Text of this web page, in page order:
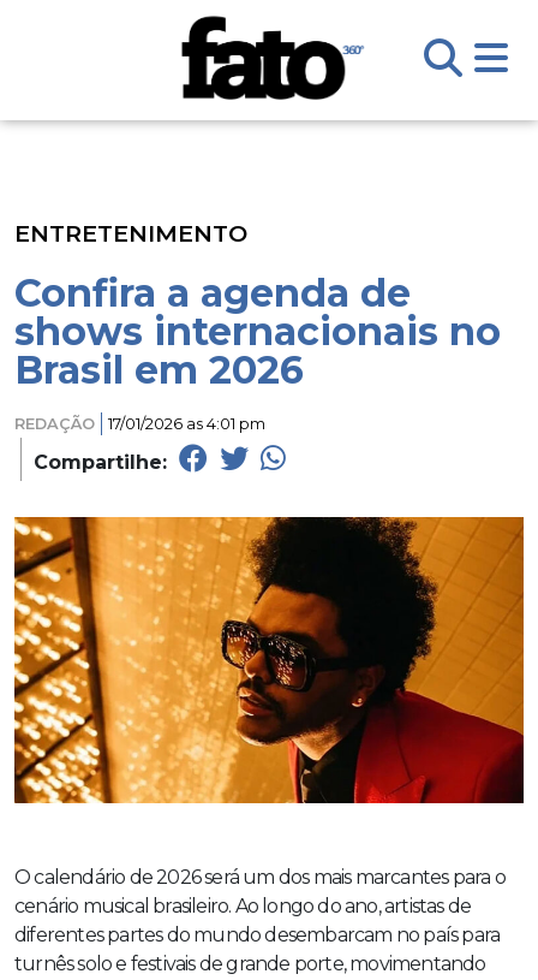
ENTRETENIMENTO
Confira a agenda de
shows internacionais no
Brasil em 2026
REDAÇÃO 17/01/2026 as 4:01 pm
Compartilhe:
O calendário de 2026 será um dos mais marcantes para o
cenário musical brasileiro. Ao longo do ano, artistas de
diferentes partes do mundo desembarcam no país para
turnês solo e festivais de grande porte, movimentando